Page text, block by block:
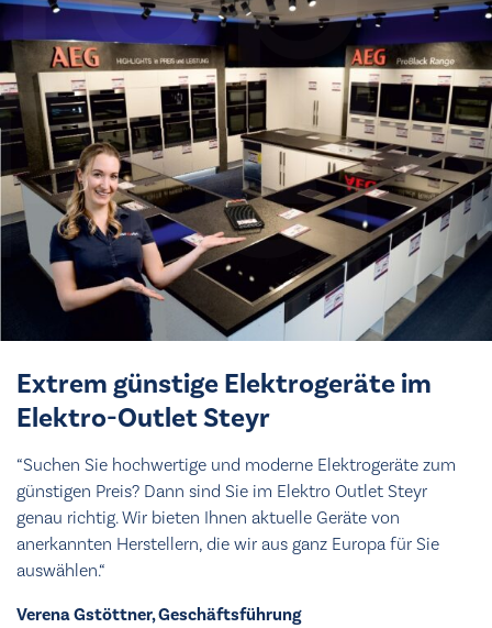
Extrem günstige Elektrogeräte im
Elektro-Outlet Steyr
“Suchen Sie hochwertige und moderne Elektrogeräte zum
günstigen Preis? Dann sind Sie im Elektro Outlet Steyr
genau richtig. Wir bieten Ihnen aktuelle Geräte von
anerkannten Herstellern, die wir aus ganz Europa für Sie
auswählen.“
Verena Gstöttner, Geschäftsführung